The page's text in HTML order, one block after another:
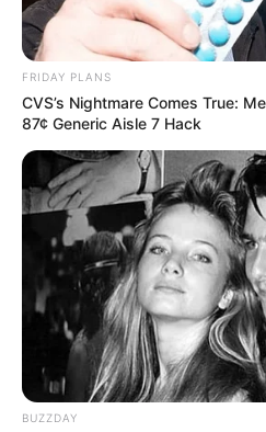
FRIDAY PLANS
CVS’s Nightmare Comes True:
87¢ Generic Aisle 7 Hack
BUZZDAY